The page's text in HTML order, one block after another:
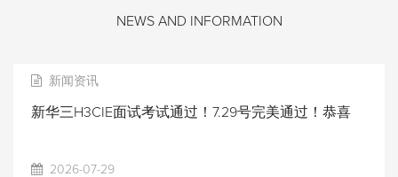
NEWS AND INFORMATION
新闻资讯
新华三H3CIE面试考试通过！7.29号完美通过！恭喜
2026-07-29